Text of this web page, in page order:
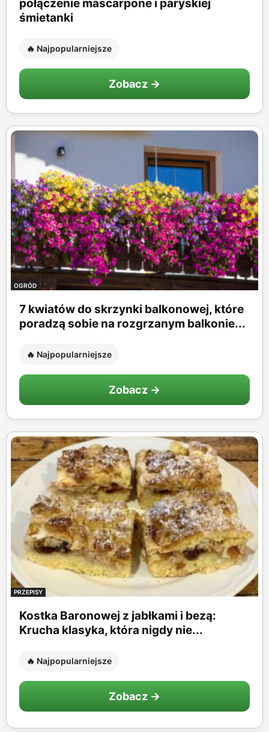
połączenie mascarpone i paryskiej
śmietanki
🔥 Najpopularniejsze
Zobacz →
OGRÓD
7 kwiatów do skrzynki balkonowej, które
poradzą sobie na rozgrzanym balkonie...
🔥 Najpopularniejsze
Zobacz →
PRZEPISY
Kostka Baronowej z jabłkami i bezą:
Krucha klasyka, która nigdy nie...
🔥 Najpopularniejsze
Zobacz →